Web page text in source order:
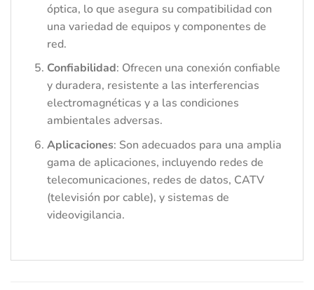
óptica, lo que asegura su compatibilidad con
una variedad de equipos y componentes de
red.
Confiabilidad: Ofrecen una conexión confiable
y duradera, resistente a las interferencias
electromagnéticas y a las condiciones
ambientales adversas.
Aplicaciones: Son adecuados para una amplia
gama de aplicaciones, incluyendo redes de
telecomunicaciones, redes de datos, CATV
(televisión por cable), y sistemas de
videovigilancia.